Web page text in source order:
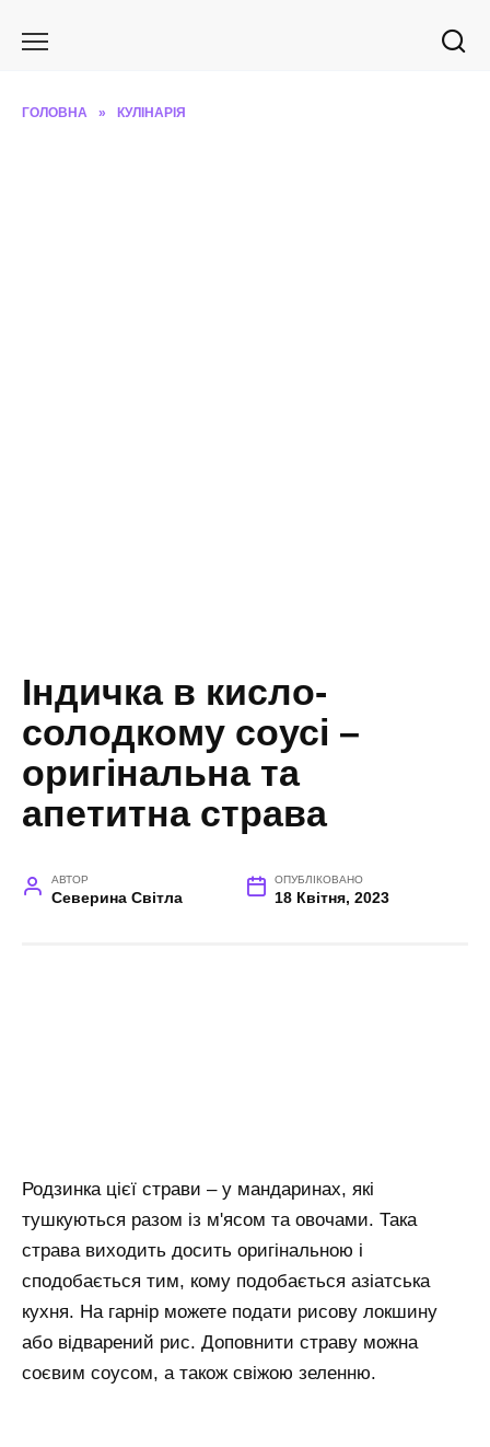
ГОЛОВНА » КУЛІНАРІЯ
Індичка в кисло-
солодкому соусі –
оригінальна та
апетитна страва
АВТОР
Северина Світла
ОПУБЛІКОВАНО
18 Квітня, 2023
Родзинка цієї страви – у мандаринах, які
тушкуються разом із м'ясом та овочами. Така
страва виходить досить оригінальною і
сподобається тим, кому подобається азіатська
кухня. На гарнір можете подати рисову локшину
або відварений рис. Доповнити страву можна
соєвим соусом, а також свіжою зеленню.